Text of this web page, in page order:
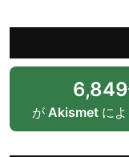
が Akismetによ